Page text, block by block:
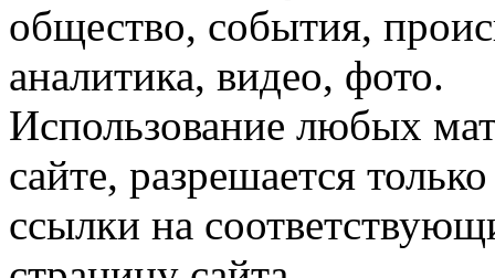
общество, события,
аналитика, видео, фото.
Использование любых
сайте, разрешается
ссылки на